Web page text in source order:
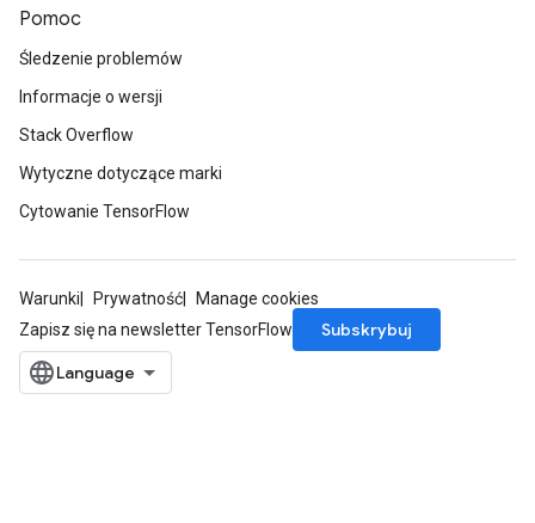
Pomoc
Śledzenie problemów
Informacje o wersji
Stack Overflow
Wytyczne dotyczące marki
Cytowanie TensorFlow
Warunki Prywatność
Manage cookies
Zapisz się na newsletter TensorFlow
Subskrybuj